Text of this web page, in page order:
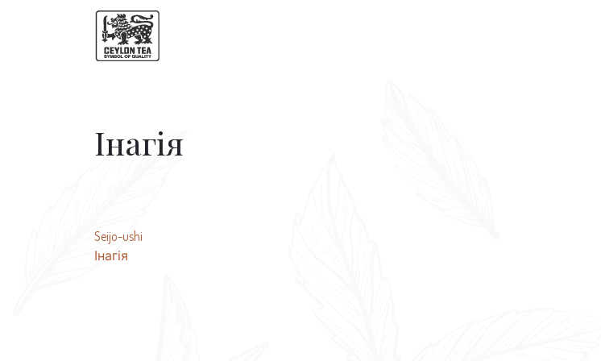
Інагія
Навігація
записів
Seijo-ushi
Інагія